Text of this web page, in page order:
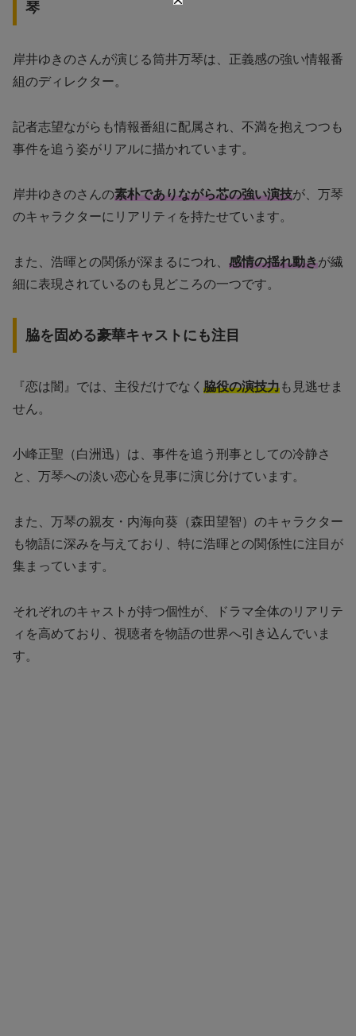
琴
岸井ゆきのさんが演じる筒井万琴は、正義感の強い情報番
組のディレクター。
記者志望ながらも情報番組に配属され、不満を抱えつつも
事件を追う姿がリアルに描かれています。
岸井ゆきのさんの素朴でありながら芯の強い演技が、万琴
のキャラクターにリアリティを持たせています。
また、浩暉との関係が深まるにつれ、 感情の揺れ動きが繊
細に表現されているのも見どころの一つです。
脇を固める豪華キャストにも注目
『恋は闇』では、主役だけでなく 脇役の演技力も見逃せま
せん。
小峰正聖（白洲迅）は、事件を追う刑事としての冷静さ
と、万琴への淡い恋心を見事に演じ分けています。
また、万琴の親友・内海向葵（森田望智）のキャラクター
も物語に深みを与えており、特に浩暉との関係性に注目が
集まっています。
それぞれのキャストが持つ個性が、ドラマ全体のリアリテ
ィを高めており、視聴者を物語の世界へ引き込んでいま
す。